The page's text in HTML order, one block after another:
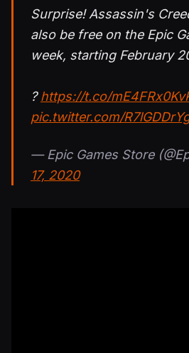
Surprise! Assassin's
also be free on the Epic
week, starting February
?https://t.co/
pic.twitter.com/
— Epic Games Store
17, 2020